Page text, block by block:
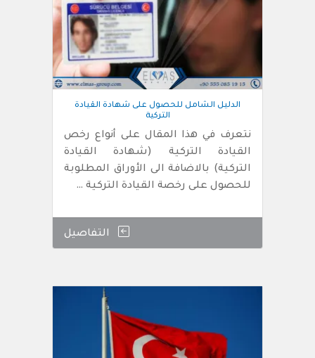
الدليل الشامل للحصول على شهادة القيادة
التركية
نتعرف في هذا المقال على أنواع رخص
القيادة التركية (شهادة القيادة
التركية) بالاضافة الى الأوراق المطلوبة
للحصول على رخصة القيادة التركية …
التفاصيل